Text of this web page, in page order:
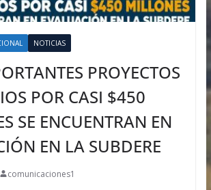
NOTICIAS
PROYECTOS
POR CASI $450
SE ENCUENTRAN EN
EN LA SUBDERE
comunicaciones1